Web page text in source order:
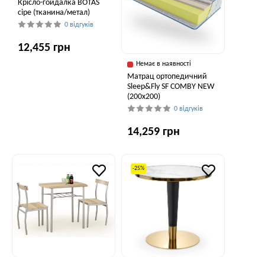
Крісло-гойдалка BOTAS
сіре (тканина/метал)
0 відгуків
12,455 грн
Немає в наявності
Матрац ортопедичний
Sleep&Fly SF COMBY NEW
(200x200)
0 відгуків
14,259 грн
-25%